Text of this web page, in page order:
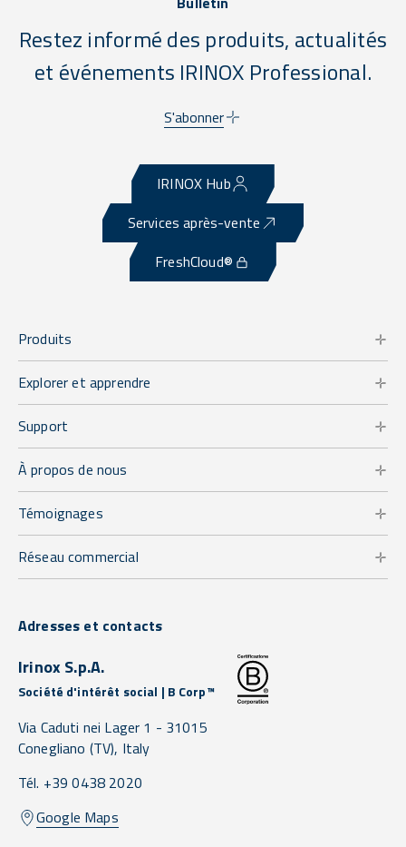
Restez informé des produits, actualités
et événements IRINOX Professional.
S'abonner
IRINOX Hub
Services après-vente
FreshCloud®
Produits
Explorer et apprendre
Support
À propos de nous
Témoignages
Réseau commercial
Adresses et contacts
Irinox S.p.A.
Société d'intérêt social | B Corp™
Via Caduti nei Lager 1 - 31015
Conegliano (TV), Italy
Tél. +39 0438 2020
Google Maps